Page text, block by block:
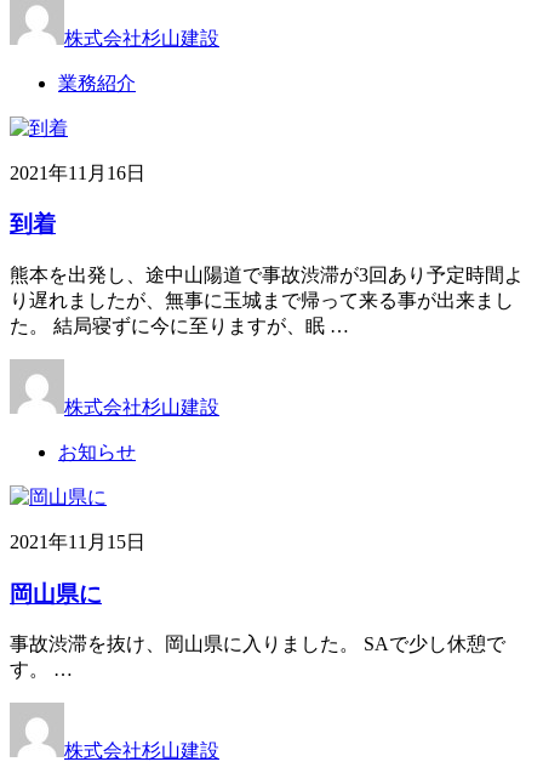
株式会社杉山建設
業務紹介
2021年11月16日
到着
熊本を出発し、途中山陽道で事故渋滞が3回あり予定時間よ
り遅れましたが、無事に玉城まで帰って来る事が出来まし
た。 結局寝ずに今に至りますが、眠 …
株式会社杉山建設
お知らせ
2021年11月15日
岡山県に
事故渋滞を抜け、岡山県に入りました。 SAで少し休憩で
す。 …
株式会社杉山建設